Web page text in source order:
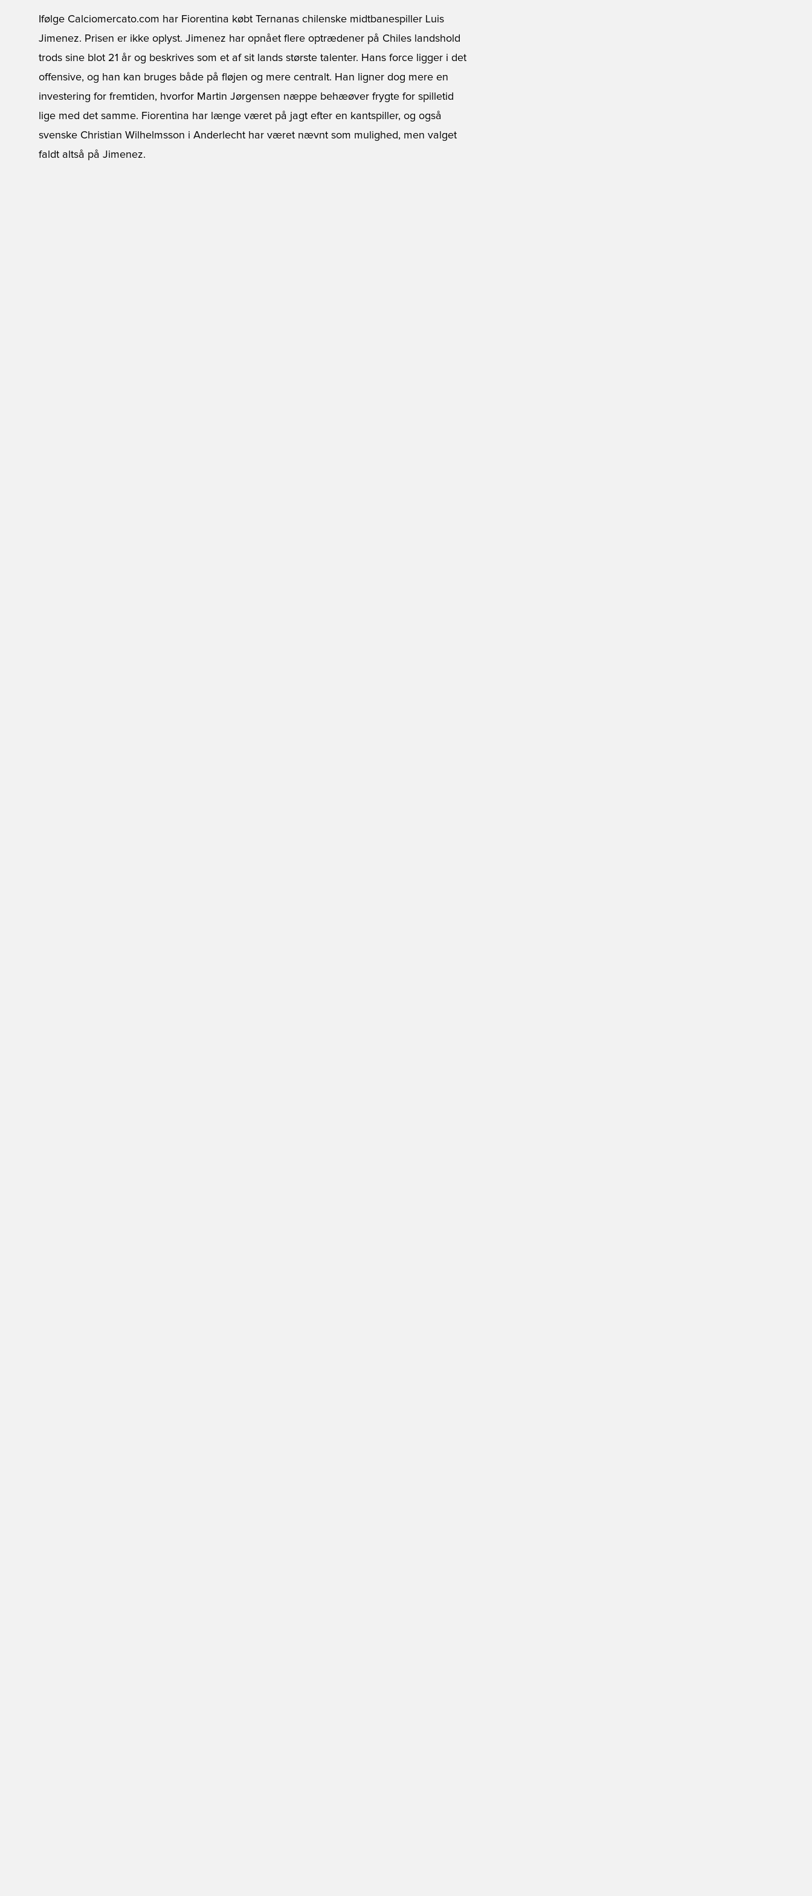
Ifølge Calciomercato.com har Fiorentina købt Ternanas chilenske midtbanespiller Luis
Jimenez. Prisen er ikke oplyst. Jimenez har opnået flere optrædener på Chiles landshold
trods sine blot 21 år og beskrives som et af sit lands største talenter. Hans force ligger i det
offensive, og han kan bruges både på fløjen og mere centralt. Han ligner dog mere en
investering for fremtiden, hvorfor Martin Jørgensen næppe behæøver frygte for spilletid
lige med det samme. Fiorentina har længe været på jagt efter en kantspiller, og også
svenske Christian Wilhelmsson i Anderlecht har været nævnt som mulighed, men valget
faldt altså på Jimenez.